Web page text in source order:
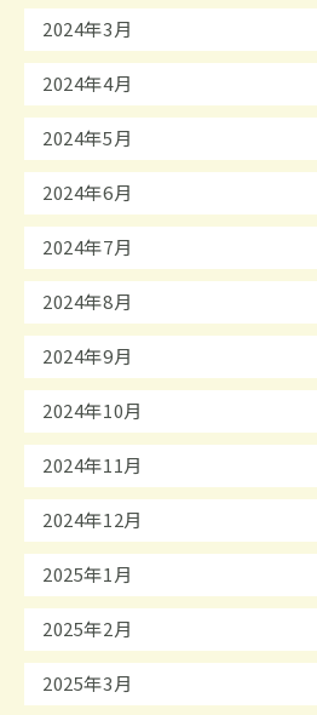
2024年3月
2024年4月
2024年5月
2024年6月
2024年7月
2024年8月
2024年9月
2024年10月
2024年11月
2024年12月
2025年1月
2025年2月
2025年3月